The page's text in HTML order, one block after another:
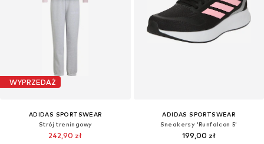
WYPRZEDAŻ
ADIDAS SPORTSWEAR
Strój treningowy
242,90 zł
ADIDAS SPORTSWEAR
Sneakersy 'Runfalcon 5'
199,00 zł